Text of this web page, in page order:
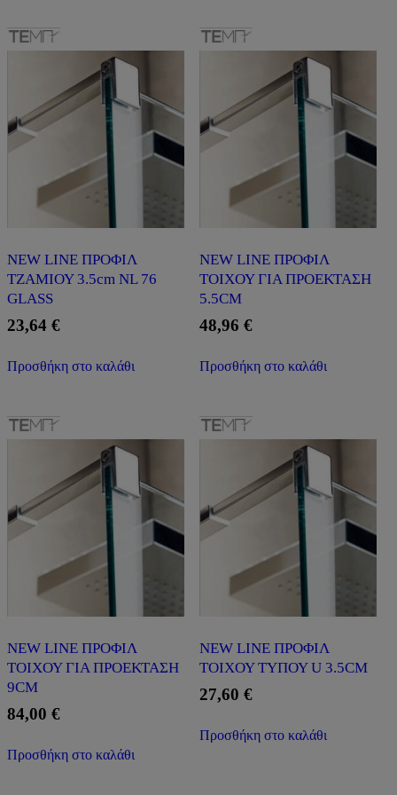
NEW LINE ΠΡΟΦΙΛ
ΤΖΑΜΙΟΥ 3.5cm NL 76
GLASS
23,64 €
Προσθήκη στο καλάθι
NEW LINE ΠΡΟΦΙΛ
ΤΟΙΧΟΥ ΓΙΑ ΠΡΟΕΚΤΑΣΗ
5.5CM
48,96 €
Προσθήκη στο καλάθι
NEW LINE ΠΡΟΦΙΛ
ΤΟΙΧΟΥ ΓΙΑ ΠΡΟΕΚΤΑΣΗ
9CM
84,00 €
Προσθήκη στο καλάθι
NEW LINE ΠΡΟΦΙΛ
ΤΟΙΧΟΥ ΤΥΠΟΥ U 3.5CM
27,60 €
Προσθήκη στο καλάθι